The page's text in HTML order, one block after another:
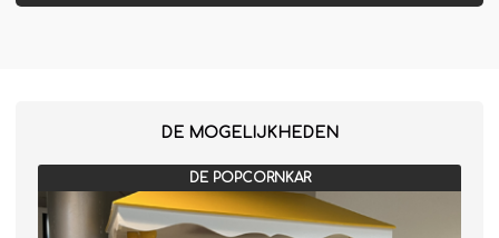
DE MOGELIJKHEDEN
DE POPCORNKAR